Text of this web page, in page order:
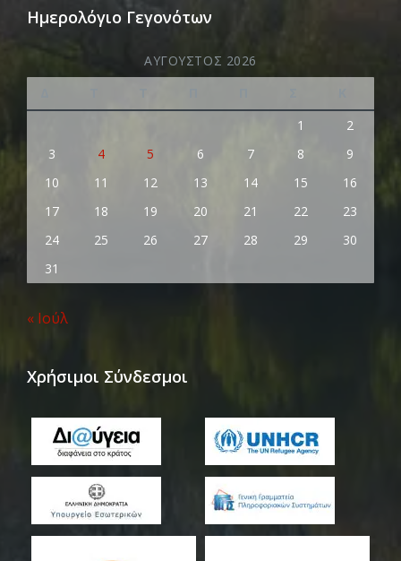
Ημερολόγιο Γεγονότων
ΑΎΓΟΥΣΤΟΣ 2026
1
2
3
4 5 6 7 8
9
10
11 12 13 14 15
16
17
18 19 20 21 22
23
24
25 26 27 28 29
30
31
« Ιούλ
Χρήσιμοι Σύνδεσμοι